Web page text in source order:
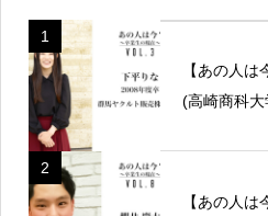
1
【あの人
(高崎商科
2
【あの人